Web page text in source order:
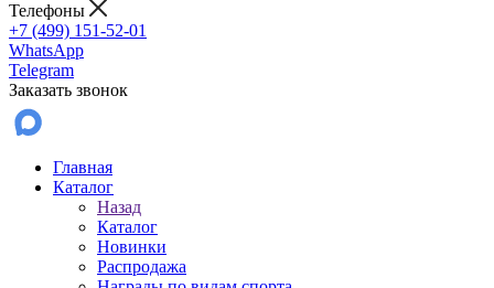
Телефоны
+7 (499) 151-52-01
WhatsApp
Telegram
Заказать звонок
Главная
Каталог
Назад
Каталог
Новинки
Распродажа